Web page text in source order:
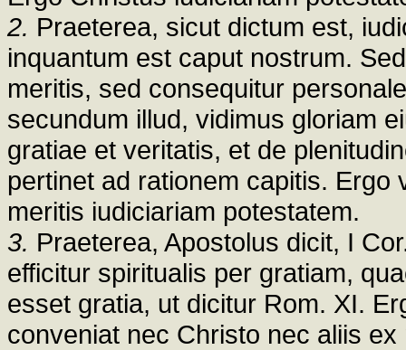
2. Praeterea, sicut dictum est,
inquantum est caput nostrum.
meritis, sed consequitur
secundum illud, vidimus gloriam
gratiae et veritatis, et de
pertinet ad rationem capitis.
meritis iudiciariam potestatem.
3. Praeterea, Apostolus dicit, I
efficitur spiritualis per gratiam,
esset gratia, ut dicitur Rom. XI.
conveniat nec Christo nec aliis